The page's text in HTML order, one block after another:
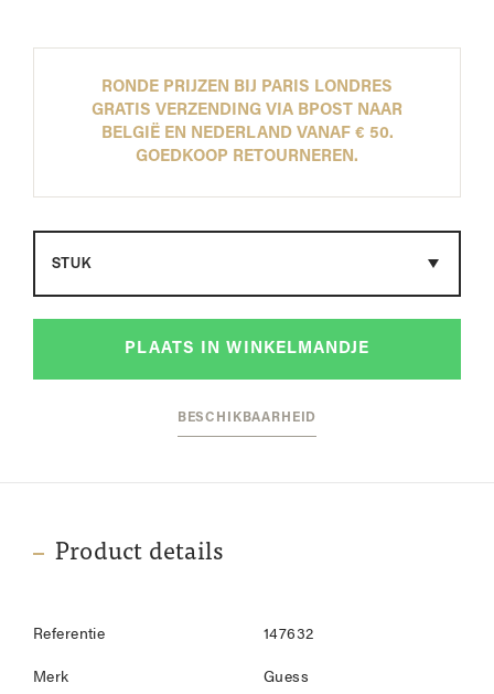
RONDE PRIJZEN BIJ PARIS LONDRES
GRATIS VERZENDING VIA BPOST NAAR
BELGIË EN NEDERLAND VANAF € 50.
GOEDKOOP RETOURNEREN.
PLAATS IN WINKELMANDJE
BESCHIKBAARHEID
Product details
Referentie 147632
Merk Guess